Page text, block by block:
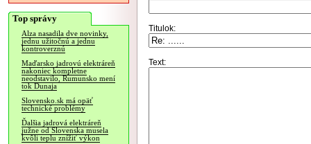
Top správy
Alza nasadila dve novinky,
jednu užitočnú a jednu
kontroverznú
Maďarsko jadrovú elektráreň
nakoniec kompletne
neodstavilo, Rumunsko mení
tok Dunaja
Slovensko.sk má opäť
technické problémy
Ďalšia jadrová elektráreň
južne od Slovenska musela
kvôli teplu znížiť výkon
Titulok:
Text: